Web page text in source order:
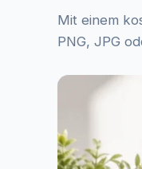
Mit einem
PNG, JPG